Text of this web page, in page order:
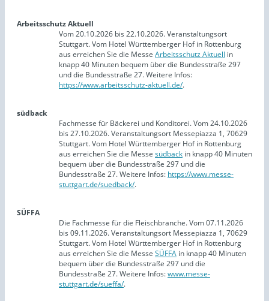
Arbeitsschutz Aktuell
Vom 20.10.2026 bis 22.10.2026. Veranstaltungsort
Stuttgart. Vom Hotel Württemberger Hof in Rottenburg
aus erreichen Sie die Messe Arbeitsschutz Aktuell in
knapp 40 Minuten bequem über die Bundesstraße 297
und die Bundesstraße 27. Weitere Infos:
https://www.arbeitsschutz-aktuell.de/.
südback
Fachmesse für Bäckerei und Konditorei. Vom 24.10.2026
bis 27.10.2026. Veranstaltungsort Messepiazza 1, 70629
Stuttgart. Vom Hotel Württemberger Hof in Rottenburg
aus erreichen Sie die Messe südback in knapp 40 Minuten
bequem über die Bundesstraße 297 und die
Bundesstraße 27. Weitere Infos: https://www.messe-
stuttgart.de/suedback/.
SÜFFA
Die Fachmesse für die Fleischbranche. Vom 07.11.2026
bis 09.11.2026. Veranstaltungsort Messepiazza 1, 70629
Stuttgart. Vom Hotel Württemberger Hof in Rottenburg
aus erreichen Sie die Messe SÜFFA in knapp 40 Minuten
bequem über die Bundesstraße 297 und die
Bundesstraße 27. Weitere Infos:www.messe-
stuttgart.de/sueffa/.